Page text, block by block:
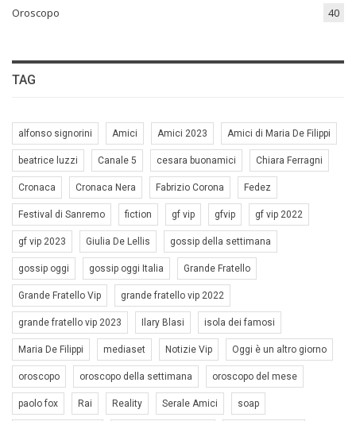
Oroscopo 40
TAG
alfonso signorini Amici Amici 2023 Amici di Maria De Filippi
beatrice luzzi Canale 5 cesara buonamici Chiara Ferragni
Cronaca Cronaca Nera Fabrizio Corona Fedez
Festival di Sanremo fiction gf vip gfvip gf vip 2022
gf vip 2023 Giulia De Lellis gossip della settimana
gossip oggi gossip oggi Italia Grande Fratello
Grande Fratello Vip grande fratello vip 2022
grande fratello vip 2023 Ilary Blasi isola dei famosi
Maria De Filippi mediaset Notizie Vip Oggi è un altro giorno
oroscopo oroscopo della settimana oroscopo del mese
paolo fox Rai Reality Serale Amici soap